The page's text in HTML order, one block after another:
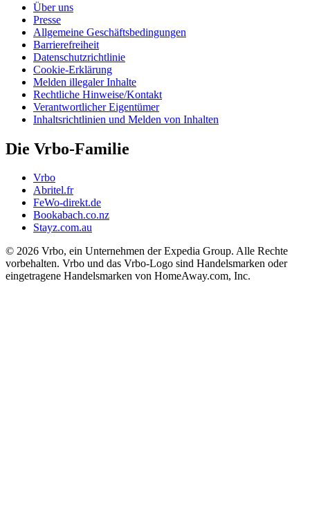
Über uns
Presse
Allgemeine Geschäftsbedingungen
Barrierefreiheit
Datenschutzrichtlinie
Cookie-Erklärung
Melden illegaler Inhalte
Rechtliche Hinweise/Kontakt
Verantwortlicher Eigentümer
Inhaltsrichtlinien und Melden von Inhalten
Die Vrbo-Familie
Vrbo
Abritel.fr
FeWo-direkt.de
Bookabach.co.nz
Stayz.com.au
© 2026 Vrbo, ein Unternehmen der Expedia Group. Alle Rechte
vorbehalten. Vrbo und das Vrbo-Logo sind Handelsmarken oder
eingetragene Handelsmarken von HomeAway.com, Inc.